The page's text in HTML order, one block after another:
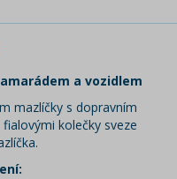
a vozidlem
mazlíčky s dopravním
kolečky sveze